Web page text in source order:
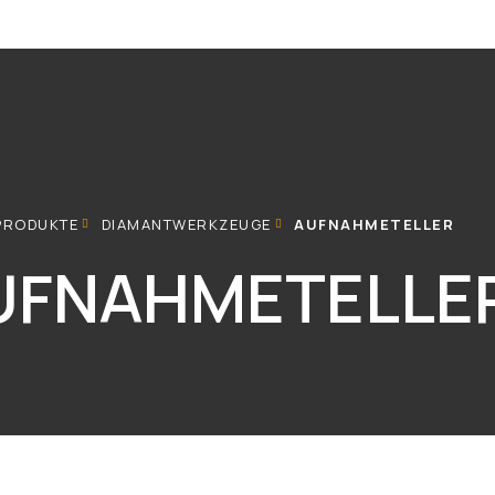
DIAMANTWERKZEUGE AUFNAHMETELLER